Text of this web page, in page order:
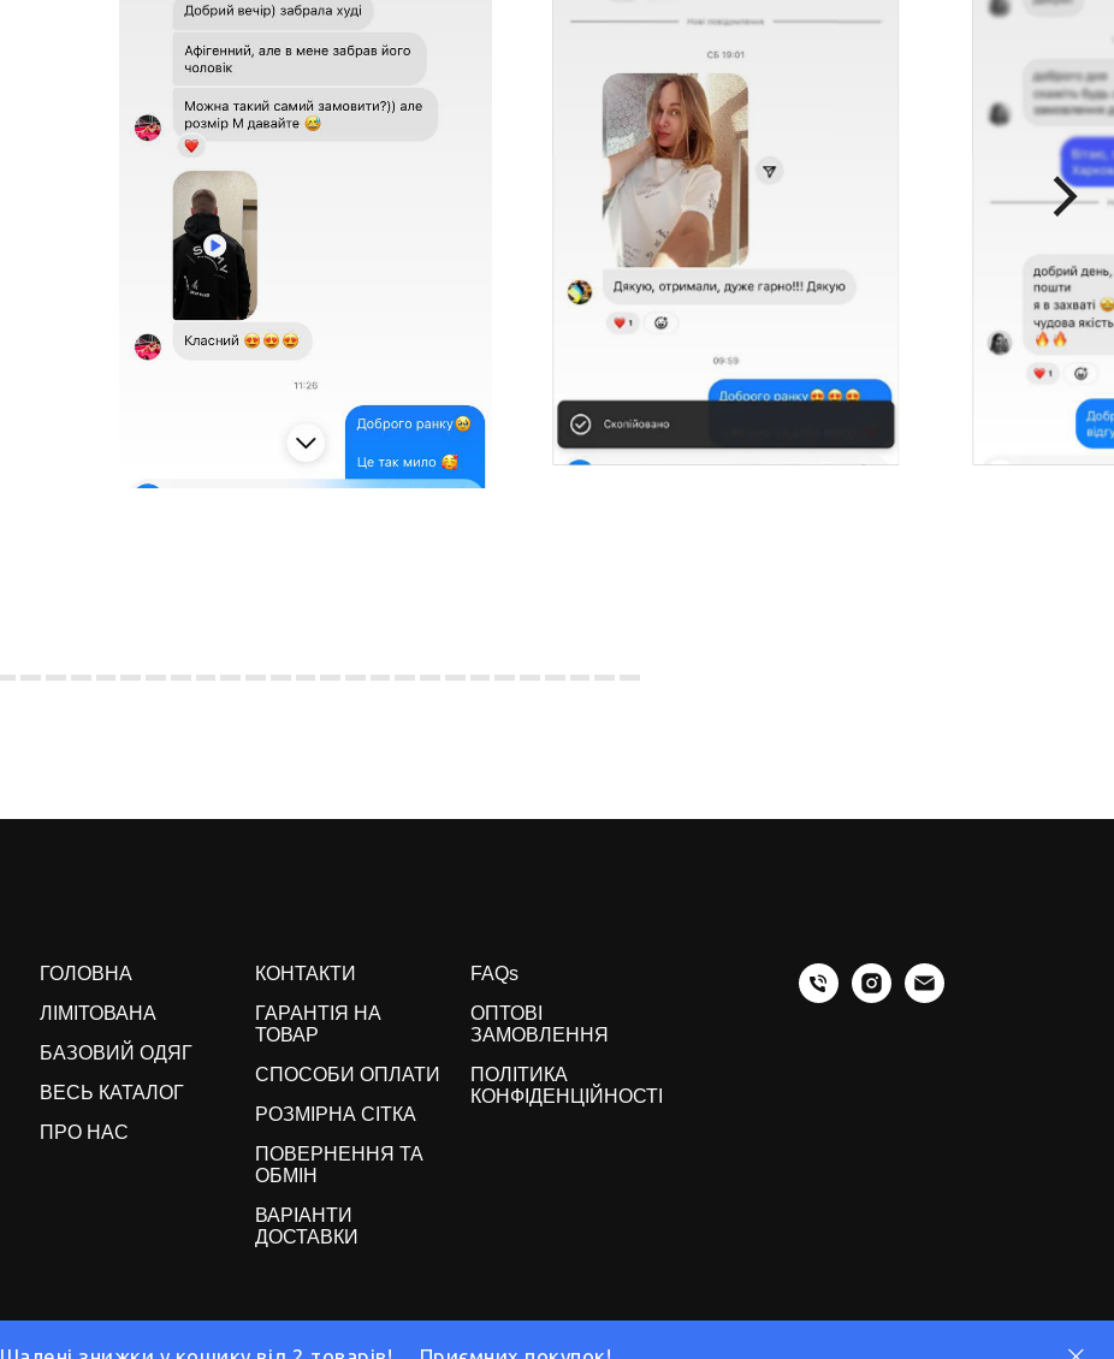
ГОЛОВНА
ЛІМІТОВАНА
БАЗОВИЙ ОДЯГ
ВЕСЬ КАТАЛОГ
ПРО НАС
КОНТАКТИ
ГАРАНТІЯ НА
ТОВАР
СПОСОБИ ОПЛАТИ
РОЗМІРНА СІТКА
ПОВЕРНЕННЯ ТА
ОБМІН
ВАРІАНТИ
ДОСТАВКИ
FAQs
ОПТОВІ
ЗАМОВЛЕННЯ
ПОЛІТИКА
КОНФІДЕНЦІЙНОСТІ